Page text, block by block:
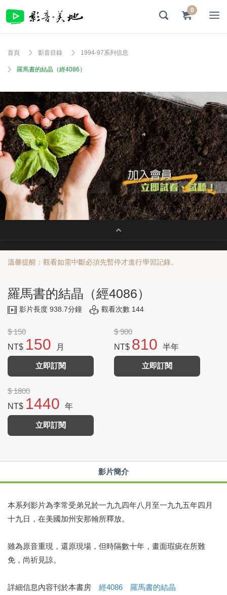
0
首頁 影音目錄 1994-97系列信息
羅馬書的結晶（經4086）
溫馨提醒：觀看如需中斷必須先暫停才進行學習記錄。
羅馬書的結晶（經4086）
影片長度 938.7分鐘 觀看次數 144
$ 150
NT$ 150 月
立即訂閱
$ 900
NT$ 810 半年
立即訂閱
$ 1800
NT$ 1440 年
立即訂閱
影片簡介
本系列影片為李常受弟兄於一九九四年八月至一九九五年四月
十九日，在美國加州安那翰所釋放。
雖為原音重現，還原現場，但時隔數十年，畫面瑕疵在所難
免，尚祈見諒。
詳細信息內容刊於本書房 經4086 羅馬書的結晶